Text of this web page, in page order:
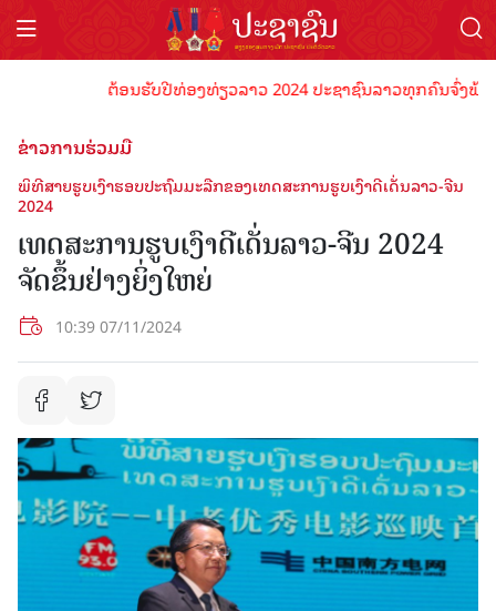
ຕ້ອນຮັບປີທ່ອງທ່ຽວລາວ 2024 ປະຊາຊົນລາວທຸກຄົນຈົ່ງພ້ອ
ຂ່າວການຮ່ວມມື
ພິທີສາຍຮູບເງົາຮອບປະຖົມມະລືກຂອງເທດສະການຮູບເງົາດີເດັ່ນລາວ-ຈີນ
2024
ເທດສະການຮູບເງົາດີເດັ່ນລາວ-ຈີນ 2024
ຈັດຂຶ້ນຢ່າງຍິ່ງໃຫຍ່
10:39 07/11/2024